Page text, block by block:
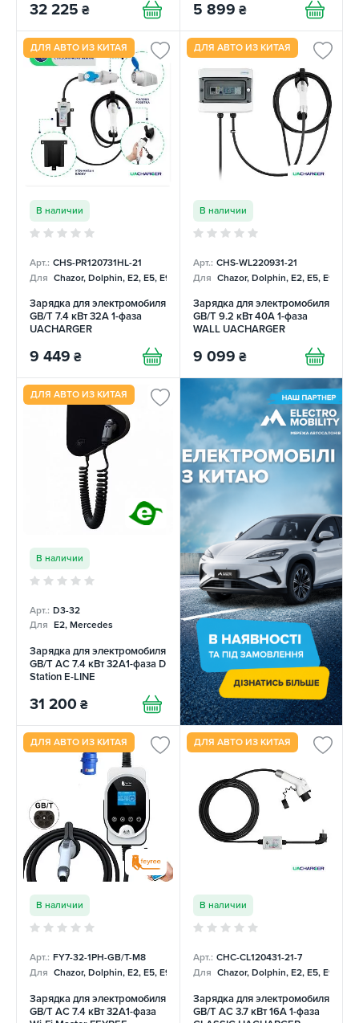
32 225 ₴ 5 899 ₴
ДЛЯ АВТО ИЗ КИТАЯ
В наличии
Арт.: СHS-PR120731HL-21
Для Chazor, Dolphin, E2, E5, E9, Mercedes
Зарядка для электромобиля
GB/T 7.4 кВт 32А 1-фаза
UACHARGER
9 449 ₴
ДЛЯ АВТО ИЗ КИТАЯ
В наличии
Арт.: СHS-WL220931-21
Для Chazor, Dolphin, E2, E5, E9,
Зарядка для электромобиля
GB/T 9.2 кВт 40А 1-фаза
WALL UACHARGER
9 099 ₴
ДЛЯ АВТО ИЗ КИТАЯ
В наличии
Арт.: D3-32
Для E2, Mercedes
Зарядка для электромобиля
GB/T AC 7.4 кВт 32A1-фаза D
Station E-LINE
31 200 ₴
ДЛЯ АВТО ИЗ КИТАЯ
В наличии
Арт.: FY7-32-1PH-GB/T-M8
Для Chazor, Dolphin, E2, E5, E9, Mercedes
Зарядка для электромобиля
GB/T AC 7.4 кВт 32A1-фаза
ДЛЯ АВТО ИЗ КИТАЯ
В наличии
Арт.: CHC-CL120431-21-7
Для Chazor, Dolphin, E2, E5, E9,
Зарядка для электромобиля
GB/T AC 3.7 кВт 16А 1-фаза